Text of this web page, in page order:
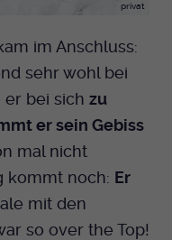
privat
im Anschluss:
sehr wohl bei
er bei sich zu
er sein Gebiss
mal nicht
kommt noch: Er
mit den
so over the Top!